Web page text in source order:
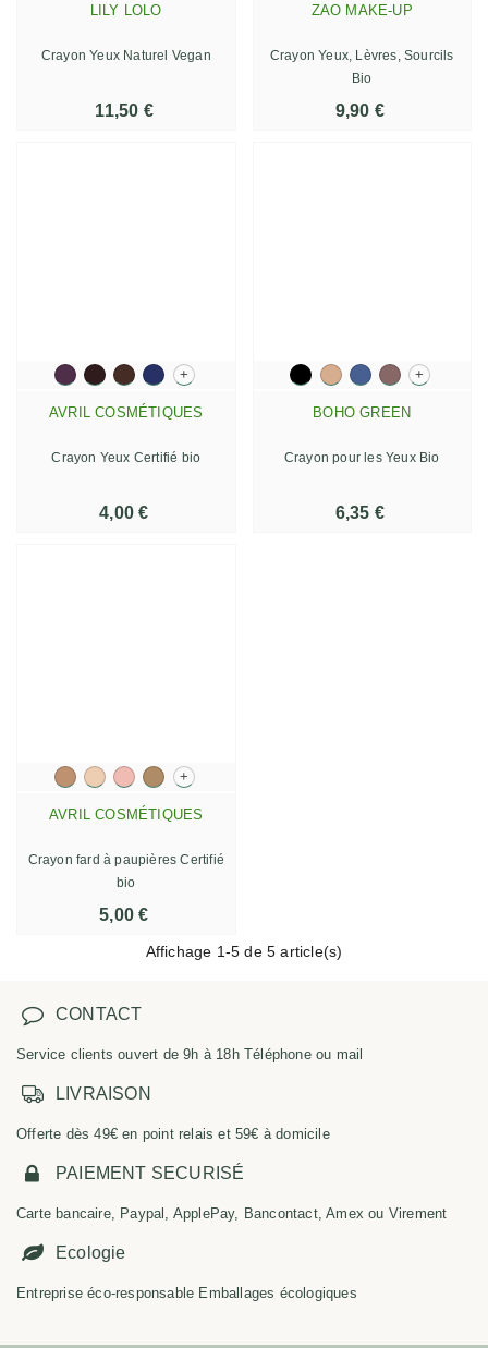
LILY LOLO
Crayon Yeux Naturel Vegan
11,50 €
ZAO MAKE-UP
Crayon Yeux, Lèvres, Sourcils
Bio
9,90 €
+
AVRIL COSMÉTIQUES
Crayon Yeux Certifié bio
4,00 €
+
BOHO GREEN
Crayon pour les Yeux Bio
6,35 €
+
AVRIL COSMÉTIQUES
Crayon fard à paupières Certifié
bio
5,00 €
Affichage 1-5 de 5 article(s)
CONTACT
Service clients ouvert de 9h à 18h Téléphone ou mail
LIVRAISON
Offerte dès 49€ en point relais et 59€ à domicile
PAIEMENT SECURISÉ
Carte bancaire, Paypal, ApplePay, Bancontact, Amex ou Virement
Ecologie
Entreprise éco-responsable Emballages écologiques